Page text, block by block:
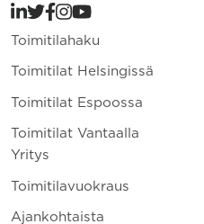
Toimitilahaku
Toimitilat Helsingissä
Toimitilat Espoossa
Toimitilat Vantaalla
Yritys
Toimitilavuokraus
Ajankohtaista